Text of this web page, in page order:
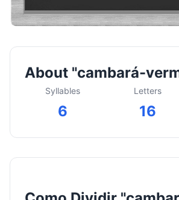
About "cambará-
Syllables
6
Letters
16